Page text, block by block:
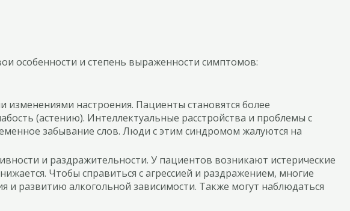
особенности и степень выраженности симптомов:
изменениями настроения. Пациенты становятся более
(астению). Интеллектуальные расстройства и проблемы с
забывание слов. Люди с этим синдромом жалуются на
и раздражительности. У пациентов возникают истерические
Чтобы справиться с агрессией и раздражением, многие
и развитию алкогольной зависимости. Также могут наблюдаться